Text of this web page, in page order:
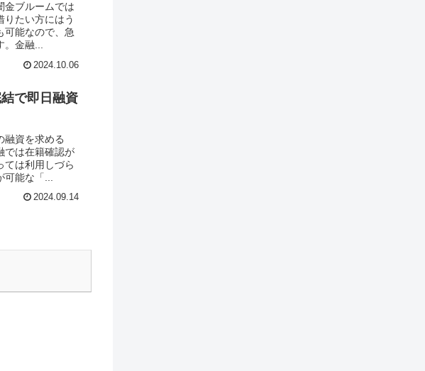
金ブルームでは
りたい方にはう
可能なので、急
。金融...
2024.10.06
で即日融資
融資を求める
では在籍確認が
ては利用しづら
能な「...
2024.09.14